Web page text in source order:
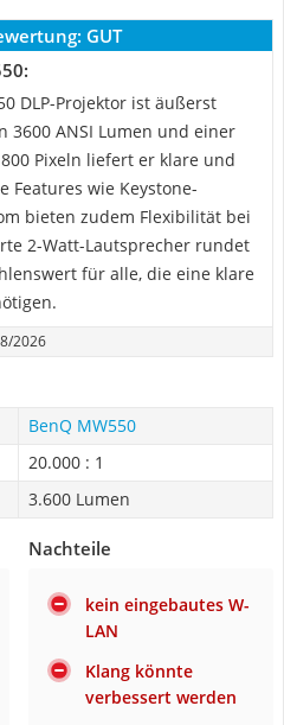
GUT
DLP-Projektor ist äußerst
ANSI Lumen und einer
Pixeln liefert er klare und
Features wie Keystone-
bieten zudem Flexibilität bei
2-Watt-Lautsprecher rundet
für alle, die eine klare
2026
BenQ MW550
20.000 : 1
3.600 Lumen
Nachteile
kein eingebautes W-
LAN
Klang könnte
verbessert werden